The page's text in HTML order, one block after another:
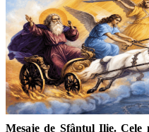
Mesaje de Sfântul Ilie.